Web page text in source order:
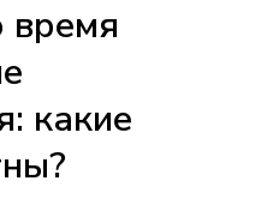
время
какие